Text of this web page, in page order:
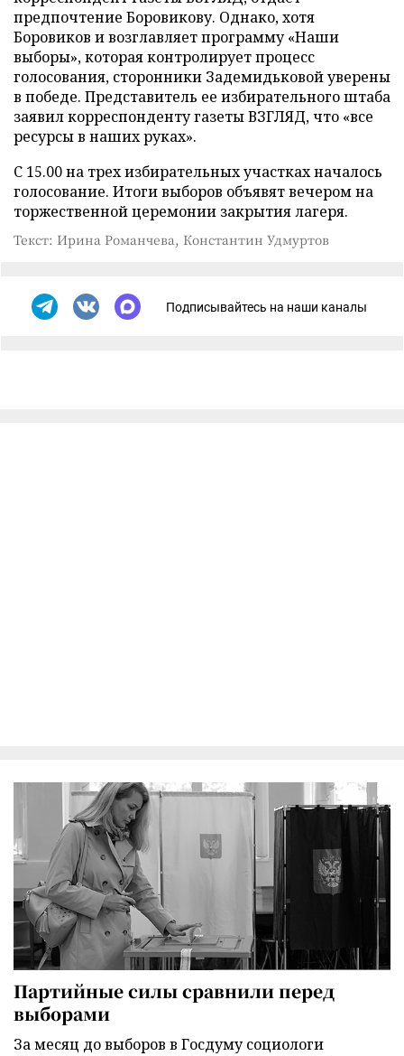
предпочтение Боровикову. Однако, хотя
Боровиков и возглавляет программу «Наши
выборы», которая контролирует процесс
голосования, сторонники Задемидьковой уверены
в победе. Представитель ее избирательного штаба
заявил корреспонденту газеты ВЗГЛЯД, что «все
ресурсы в наших руках».
С 15.00 на трех избирательных участках началось
голосование. Итоги выборов объявят вечером на
торжественной церемонии закрытия лагеря.
Текст: Ирина Романчева, Константин Удмуртов
Подписывайтесь на наши каналы
Партийные силы сравнили перед
выборами
За месяц до выборов в Госдуму социологи